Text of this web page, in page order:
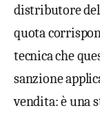
distributore
quota
tecnica che
sanzione
vendita: è una